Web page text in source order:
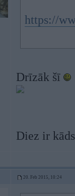
https://
Drīzāk šī
Diez ir
20. Feb 2015, 10:24